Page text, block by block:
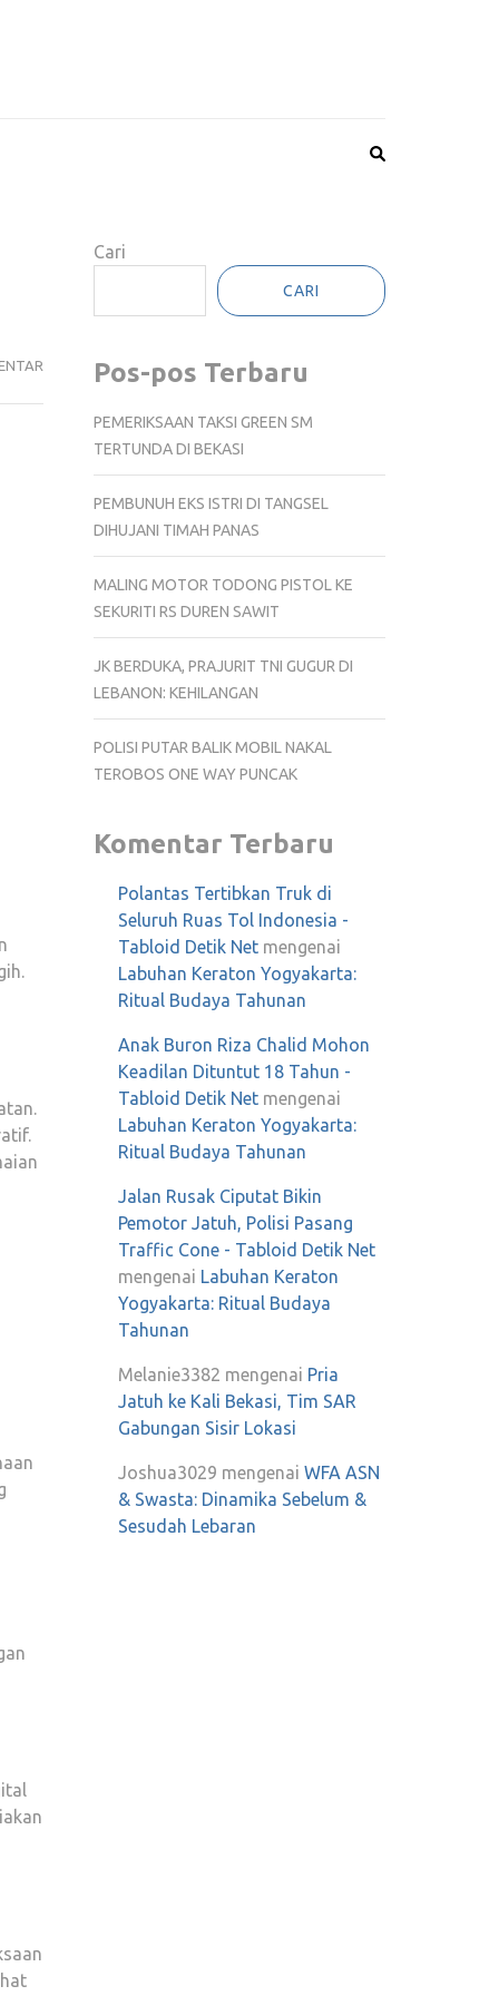
SILOAM
LUNCURKAN
PERKUAT
LAYANAN
Cari
CARI
Pos-pos Terbaru
PEMERIKSAAN TAKSI GREEN SM
TERTUNDA DI BEKASI
PEMBUNUH EKS ISTRI DI TANGSEL
DIHUJANI TIMAH PANAS
MALING MOTOR TODONG PISTOL KE
SEKURITI RS DUREN SAWIT
JK BERDUKA, PRAJURIT TNI GUGUR DI
LEBANON: KEHILANGAN
POLISI PUTAR BALIK MOBIL NAKAL
TEROBOS ONE WAY PUNCAK
Komentar Terbaru
Polantas Tertibkan Truk di
Seluruh Ruas Tol Indonesia -
Tabloid Detik Netmengenai
Labuhan Keraton Yogyakarta:
Ritual Budaya Tahunan
Anak Buron Riza Chalid Mohon
Keadilan Dituntut 18 Tahun -
Tabloid Detik Netmengenai
Labuhan Keraton Yogyakarta:
Ritual Budaya Tahunan
Jalan Rusak Ciputat Bikin
Pemotor Jatuh, Polisi Pasang
Traffic Cone - Tabloid Detik Net
mengenai Labuhan Keraton
Yogyakarta: Ritual Budaya
Tahunan
Melanie3382 mengenai Pria
Jatuh ke Kali Bekasi, Tim SAR
Gabungan Sisir Lokasi
Joshua3029 mengenai WFA ASN
& Swasta: Dinamika Sebelum &
Sesudah Lebaran